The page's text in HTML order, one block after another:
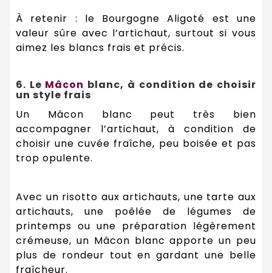
À retenir : le Bourgogne Aligoté est une
valeur sûre avec l’artichaut, surtout si vous
aimez les blancs frais et précis.
6. Le Mâcon blanc, à condition de choisir
un style frais
Un Mâcon blanc peut très bien
accompagner l’artichaut, à condition de
choisir une cuvée fraîche, peu boisée et pas
trop opulente.
Avec un risotto aux artichauts, une tarte aux
artichauts, une poêlée de légumes de
printemps ou une préparation légèrement
crémeuse, un Mâcon blanc apporte un peu
plus de rondeur tout en gardant une belle
fraîcheur.